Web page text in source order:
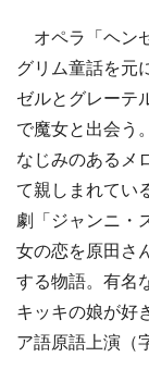
オペラ「ヘン
グリム童話を元
ゼルとグレーテ
で魔女と出会う
なじみのあるメ
て親しまれてい
劇「ジャンニ・
女の恋を原田さ
する物語。有名
キッキの娘が好
ア語原語上演（